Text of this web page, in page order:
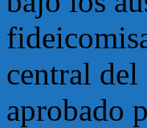
central del
aprobado